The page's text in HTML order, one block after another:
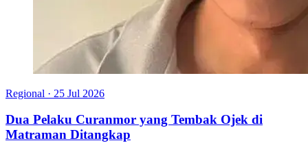
Regional · 25 Jul 2026
Dua Pelaku Curanmor yang Tembak Ojek di
Matraman Ditangkap